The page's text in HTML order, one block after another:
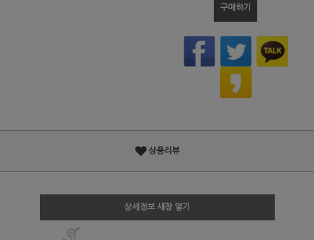
구매하기
상품리뷰
상세정보 새창 열기